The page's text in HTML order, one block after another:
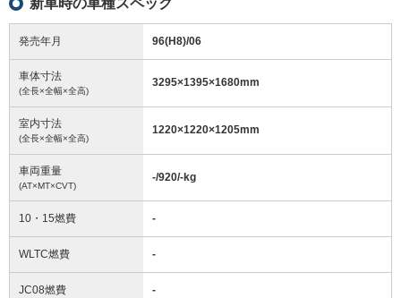
発売年月 96(H8)/06
車体寸法
(全長×全幅×全高)
3295×1395×1680mm
室内寸法
(全長×全幅×全高)
1220×1220×1205mm
車両重量
(AT×MT×CVT)
-/920/-kg
10・15燃費 -
WLTC燃費 -
JC08燃費 -